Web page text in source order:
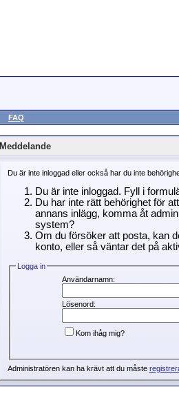
FAQ
Meddelande
Du är inte inloggad eller också har du inte
Du är inte inloggad. Fyll i
Du har inte rätt behörighet för
annans inlägg, komma åt
system?
Om du försöker att posta, kan
konto, eller så väntar det på
Logga in
Användarnamn:
Lösenord:
Kom ihåg mig?
Administratören kan ha krävt att du måste